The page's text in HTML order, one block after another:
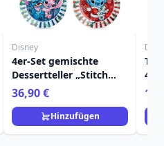
Disney
4er-Set gemischte
Dessertteller „Stitch
Weihnachten“ – Egan
Disney Home
36,90 €
Hinzufügen